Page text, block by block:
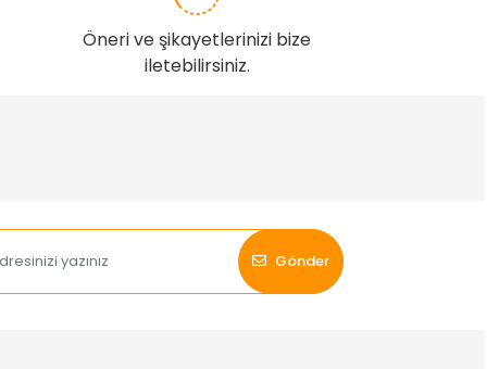
Öneri ve şikayetlerinizi bize
iletebilirsiniz.
Gönder